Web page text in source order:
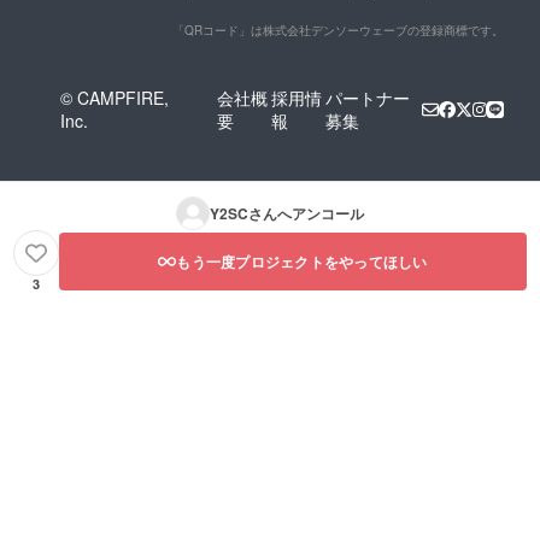
「QRコード」は株式会社デンソーウェーブの登録商標です。
© CAMPFIRE,
Inc.
会社概
要
採用情
報
パートナー
募集
Y2SCさんへアンコール
3
もう一度プロジェクトをやってほしい